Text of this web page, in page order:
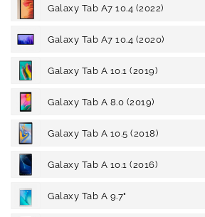
Galaxy Tab A7 10.4 (2022)
Galaxy Tab A7 10.4 (2020)
Galaxy Tab A 10.1 (2019)
Galaxy Tab A 8.0 (2019)
Galaxy Tab A 10.5 (2018)
Galaxy Tab A 10.1 (2016)
Galaxy Tab A 9.7"